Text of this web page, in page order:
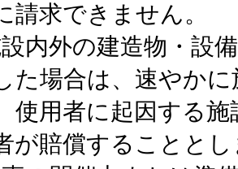
請求できません。
設内外の建造物・設
た場合は、速やか
使用者に起因する
が賠償することと